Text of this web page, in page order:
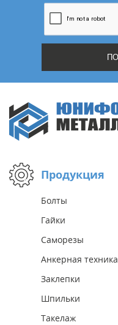
Продукция
Болты
Гайки
Саморезы
Анкерная техника
Заклепки
Шпильки
Такелаж